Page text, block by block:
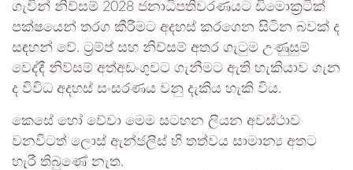
ගැවින් නිව්සම් 2028 ජනාධිපතිවරණයට ඩිමොක්‍රටික්
පක්ෂයෙන් තරග කීරීමට අදහස් කරගෙන සිටින බවක් ද
සඳහන් වේ. ට්‍රම්ප් සහ නිව්සම් අතර ගැටුම උණුසුම්
වෙද්දී නිව්සම් අත්අඩංගුවට ගැනීමට ඇති හැකියාව ගැන
ද විවිධ අදහස් සංසරණය වනු දැකිය හැකි විය.
කෙසේ හෝ වේවා මෙම සටහන ලියන අවස්ථාව
වනවිටත් ලොස් ඇන්ජලීස් හි තත්වය සාමාන්‍ය අතට
හැරී තිබුණේ නැත.